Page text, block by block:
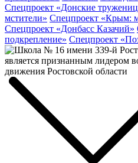
Спецпроект «Донские
мстители» Спецпроект «Крым:
Спецпроект «Донбасс Казачий»
подкрепление» Спецпроект